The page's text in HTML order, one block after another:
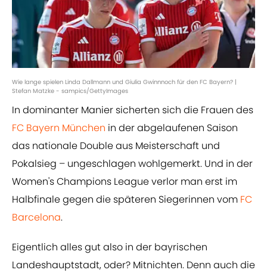
Wie lange spielen Linda Dallmann und Giulia Gwinnnoch für den FC Bayern? |
Stefan Matzke - sampics/GettyImages
In dominanter Manier sicherten sich die Frauen des
FC Bayern München in der abgelaufenen Saison
das nationale Double aus Meisterschaft und
Pokalsieg – ungeschlagen wohlgemerkt. Und in der
Women's Champions League verlor man erst im
Halbfinale gegen die späteren Siegerinnen vom FC
Barcelona.
Eigentlich alles gut also in der bayrischen
Landeshauptstadt, oder? Mitnichten. Denn auch die